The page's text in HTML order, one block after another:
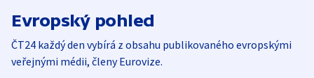
Evropský pohled
ČT24 každý den vybírá z obsahu publikovaného evropskými
veřejnými médii, členy Eurovize.